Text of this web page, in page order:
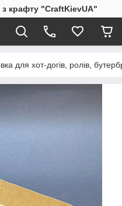
з крафту "CraftKievUA"
для хот-догів, ролів,